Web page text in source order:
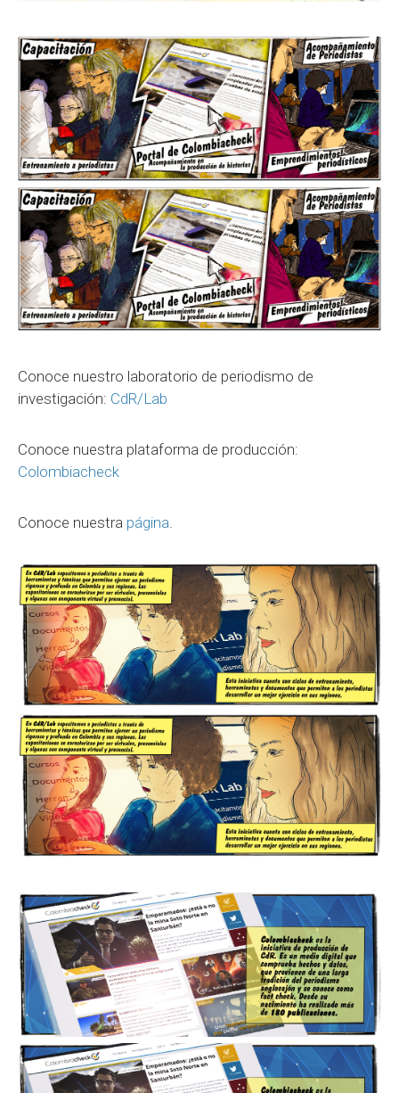
Conoce nuestro laboratorio de periodismo de
investigación: CdR/Lab
Conoce nuestra plataforma de producción:
Colombiacheck
Conoce nuestra página.